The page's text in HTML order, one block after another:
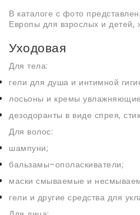
В каталоге с фото
Европы для взрослых и детей,
Уходовая
Для тела:
гели для душа и интимной
лосьоны и кремы
дезодоранты в виде спрея,
Для волос:
шампуни;
бальзамы–ополаскиватели;
маски смываемые и
гели и другие средства для